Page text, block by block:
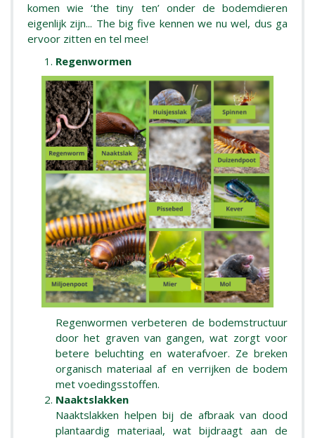
komen wie ‘the tiny ten’ onder de bodemdieren
eigenlijk zijn... The big five kennen we nu wel, dus ga
ervoor zitten en tel mee!
Regenwormen
Regenwormen verbeteren de bodemstructuur
door het graven van gangen, wat zorgt voor
betere beluchting en waterafvoer. Ze breken
organisch materiaal af en verrijken de bodem
met voedingsstoffen.
Naaktslakken
Naaktslakken helpen bij de afbraak van dood
plantaardig materiaal, wat bijdraagt aan de